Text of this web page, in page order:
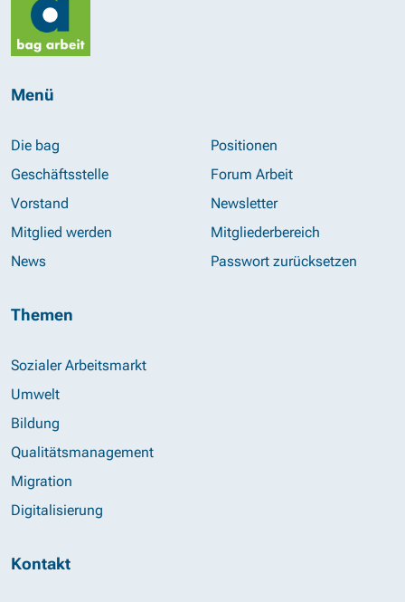
Menü
Die bag
Geschäftsstelle
Vorstand
Mitglied werden
News
Positionen
Forum Arbeit
Newsletter
Mitgliederbereich
Passwort zurücksetzen
Themen
Sozialer Arbeitsmarkt
Umwelt
Bildung
Qualitätsmanagement
Migration
Digitalisierung
Kontakt